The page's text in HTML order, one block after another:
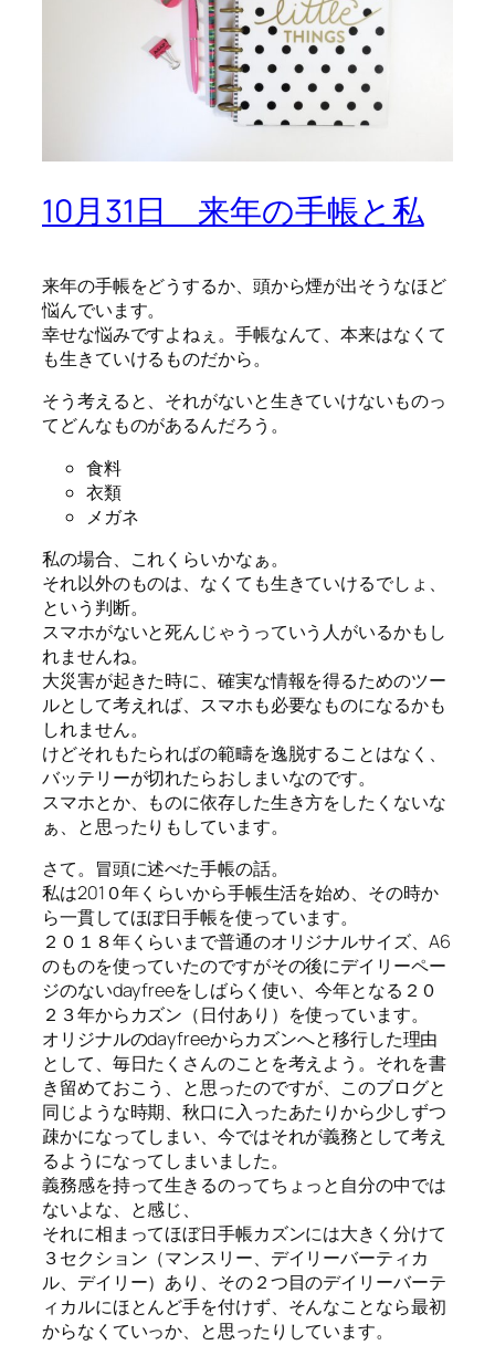
10月31日 来年の手帳と私
来年の手帳をどうするか、頭から煙が出そうなほど
悩んでいます。
幸せな悩みですよねぇ。手帳なんて、本来はなくて
も生きていけるものだから。
そう考えると、それがないと生きていけないものっ
てどんなものがあるんだろう。
食料
衣類
メガネ
私の場合、これくらいかなぁ。
それ以外のものは、なくても生きていけるでしょ、
という判断。
スマホがないと死んじゃうっていう人がいるかもし
れませんね。
大災害が起きた時に、確実な情報を得るためのツー
ルとして考えれば、スマホも必要なものになるかも
しれません。
けどそれもたらればの範疇を逸脱することはなく、
バッテリーが切れたらおしまいなのです。
スマホとか、ものに依存した生き方をしたくないな
ぁ、と思ったりもしています。
さて。冒頭に述べた手帳の話。
私は201０年くらいから手帳生活を始め、その時か
ら一貫してほぼ日手帳を使っています。
２０１８年くらいまで普通のオリジナルサイズ、A6
のものを使っていたのですがその後にデイリーペー
ジのないdayfreeをしばらく使い、今年となる２０
２３年からカズン（日付あり）を使っています。
オリジナルのdayfreeからカズンへと移行した理由
として、毎日たくさんのことを考えよう。それを書
き留めておこう、と思ったのですが、このブログと
同じような時期、秋口に入ったあたりから少しずつ
疎かになってしまい、今ではそれが義務として考え
るようになってしまいました。
義務感を持って生きるのってちょっと自分の中では
ないよな、と感じ、
それに相まってほぼ日手帳カズンには大きく分けて
３セクション（マンスリー、デイリーバーティカ
ル、デイリー）あり、その２つ目のデイリーバーテ
ィカルにほとんど手を付けず、そんなことなら最初
からなくていっか、と思ったりしています。